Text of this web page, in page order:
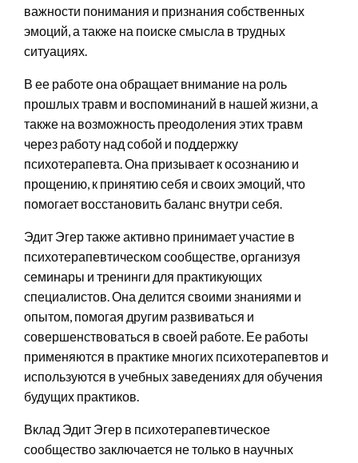
важности понимания и признания собственных
эмоций, а также на поиске смысла в трудных
ситуациях.
В ее работе она обращает внимание на роль
прошлых травм и воспоминаний в нашей жизни, а
также на возможность преодоления этих травм
через работу над собой и поддержку
психотерапевта. Она призывает к осознанию и
прощению, к принятию себя и своих эмоций, что
помогает восстановить баланс внутри себя.
Эдит Эгер также активно принимает участие в
психотерапевтическом сообществе, организуя
семинары и тренинги для практикующих
специалистов. Она делится своими знаниями и
опытом, помогая другим развиваться и
совершенствоваться в своей работе. Ее работы
применяются в практике многих психотерапевтов и
используются в учебных заведениях для обучения
будущих практиков.
Вклад Эдит Эгер в психотерапевтическое
сообщество заключается не только в научных